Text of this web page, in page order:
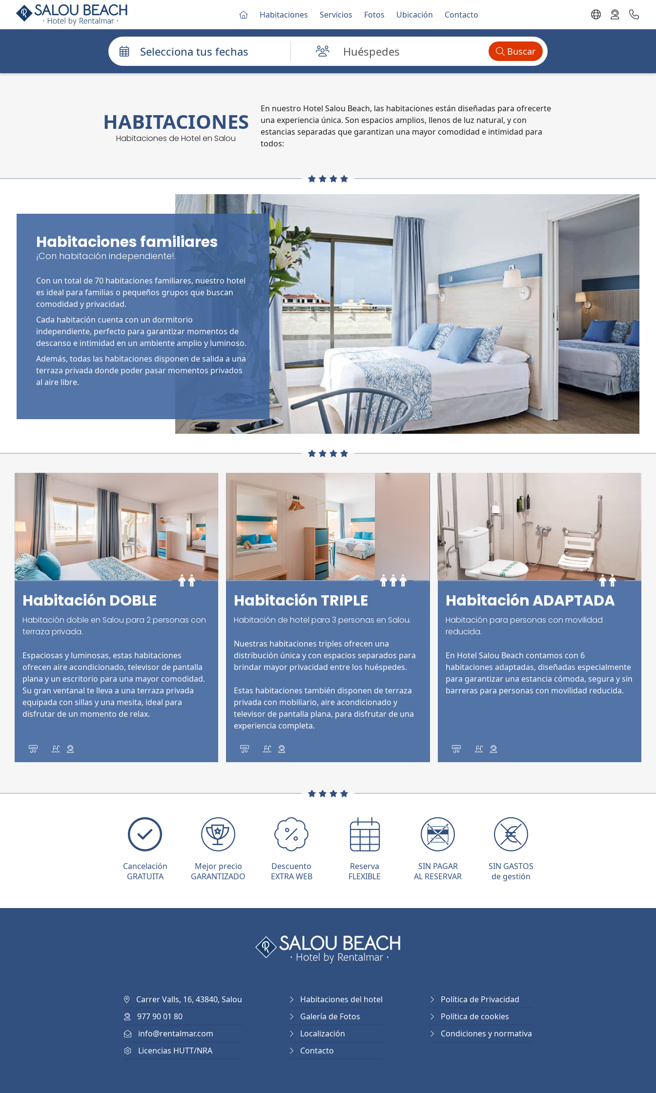
Habitaciones Servicios Fotos Ubicación Contacto
Selecciona tus fechas Buscar
HABITACIONES
Habitaciones de Hotel en Salou
En nuestro Hotel Salou Beach, las habitaciones están diseñadas para ofrecerte
una experiencia única. Son espacios amplios, llenos de luz natural, y con
estancias separadas que garantizan una mayor comodidad e intimidad para
todos:
Habitaciones familiares
¡Con habitación independiente!.
Con un total de 70 habitaciones familiares, nuestro hotel
es ideal para familias o pequeños grupos que buscan
comodidad y privacidad.
Cada habitación cuenta con un dormitorio
independiente, perfecto para garantizar momentos de
descanso e intimidad en un ambiente amplio y luminoso.
Además, todas las habitaciones disponen de salida a una
terraza privada donde poder pasar momentos privados
al aire libre.
Habitación DOBLE
Habitación doble en Salou para 2 personas con
terraza privada.
Espaciosas y luminosas, estas habitaciones
ofrecen aire acondicionado, televisor de pantalla
plana y un escritorio para una mayor comodidad.
Su gran ventanal te lleva a una terraza privada
equipada con sillas y una mesita, ideal para
disfrutar de un momento de relax.
Habitación TRIPLE
Habitación de hotel para 3 personas en Salou.
Nuestras habitaciones triples ofrecen una
distribución única y con espacios separados para
brindar mayor privacidad entre los huéspedes.
Estas habitaciones también disponen de terraza
privada con mobiliario, aire acondicionado y
televisor de pantalla plana, para disfrutar de una
experiencia completa.
Habitación ADAPTADA
Habitación para personas con movilidad
reducida.
En Hotel Salou Beach contamos con 6
habitaciones adaptadas, diseñadas especialmente
para garantizar una estancia cómoda, segura y sin
barreras para personas con movilidad reducida.
Cancelación
GRATUITA
Mejor precio
GARANTIZADO
Descuento
EXTRA WEB
Reserva
FLEXIBLE
SIN PAGAR
AL RESERVAR
SIN GASTOS
de gestión
Carrer Valls, 16, 43840, Salou
977 90 01 80
info@rentalmar.com
Licencias HUTT/NRA
Habitaciones del hotel
Galería de Fotos
Localización
Contacto
Política de Privacidad
Política de cookies
Condiciones y normativa